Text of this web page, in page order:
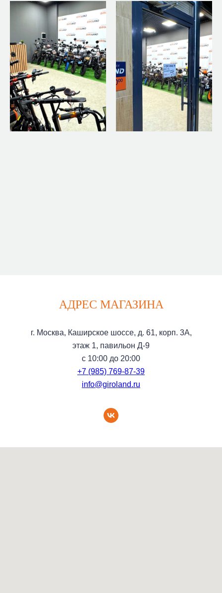
АДРЕС МАГАЗИНА
г. Москва, Каширское шоссе, д. 61, корп. 3А,
этаж 1, павильон Д-9
с 10:00 до 20:00
+7 (985) 769-87-39
info@giroland.ru